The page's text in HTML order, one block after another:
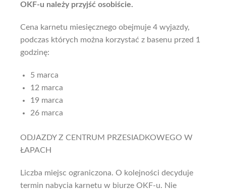
OKF-u należy przyjść osobiście.
Cena karnetu miesięcznego obejmuje 4 wyjazdy,
podczas których można korzystać z basenu przed 1
godzinę:
5 marca
12 marca
19 marca
26 marca
ODJAZDY Z CENTRUM PRZESIADKOWEGO W
ŁAPACH
Liczba miejsc ograniczona. O kolejności decyduje
termin nabycia karnetu w biurze OKF-u. Nie